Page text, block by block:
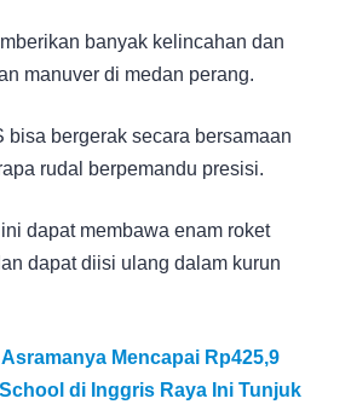
banyak kelincahan dan
manuver di medan perang.
bisa bergerak secara bersamaan
rudal berpemandu presisi.
dapat membawa enam roket
dapat diisi ulang dalam kurun
Asramanya Mencapai Rp425,9
di Inggris Raya Ini Tunjuk